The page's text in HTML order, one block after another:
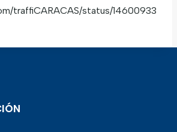
traffiCARACAS/status/14600933